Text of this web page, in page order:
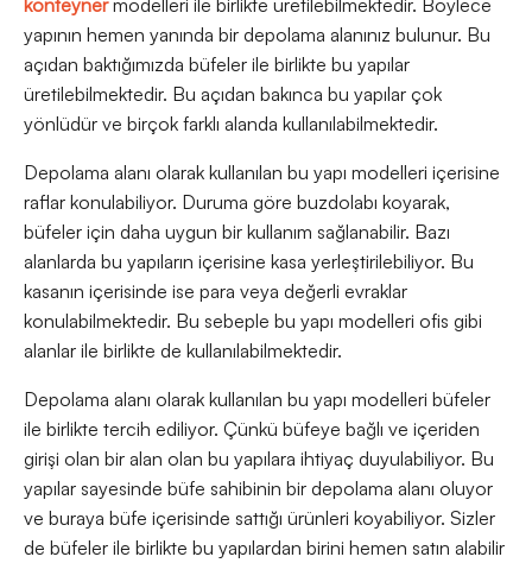
konteyner modelleri ile birlikte üretilebilmektedir. Böylece
yapının hemen yanında bir depolama alanınız bulunur. Bu
açıdan baktığımızda büfeler ile birlikte bu yapılar
üretilebilmektedir. Bu açıdan bakınca bu yapılar çok
yönlüdür ve birçok farklı alanda kullanılabilmektedir.
Depolama alanı olarak kullanılan bu yapı modelleri içerisine
raflar konulabiliyor. Duruma göre buzdolabı koyarak,
büfeler için daha uygun bir kullanım sağlanabilir. Bazı
alanlarda bu yapıların içerisine kasa yerleştirilebiliyor. Bu
kasanın içerisinde ise para veya değerli evraklar
konulabilmektedir. Bu sebeple bu yapı modelleri ofis gibi
alanlar ile birlikte de kullanılabilmektedir.
Depolama alanı olarak kullanılan bu yapı modelleri büfeler
ile birlikte tercih ediliyor. Çünkü büfeye bağlı ve içeriden
girişi olan bir alan olan bu yapılara ihtiyaç duyulabiliyor. Bu
yapılar sayesinde büfe sahibinin bir depolama alanı oluyor
ve buraya büfe içerisinde sattığı ürünleri koyabiliyor. Sizler
de büfeler ile birlikte bu yapılardan birini hemen satın alabilir